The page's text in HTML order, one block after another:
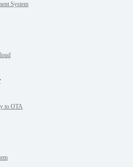
System
to OTA